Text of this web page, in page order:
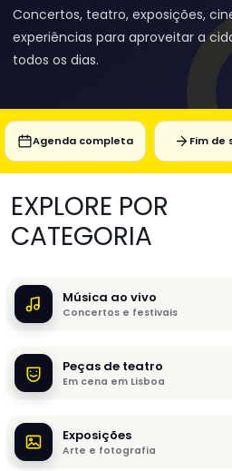
Concertos, teatro, exposições,
experiências para aproveitar a
todos os dias.
Agenda completa Fim de
EXPLORE POR
CATEGORIA
Música ao vivo
Concertos e festivais
Peças de teatro
Em cena em Lisboa
Exposições
Arte e fotografia